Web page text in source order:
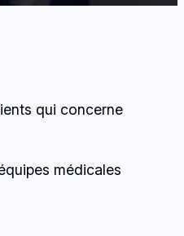
qui concerne
médicales